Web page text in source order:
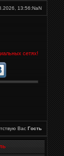
13:56:NaN
сетях!
ВасГость